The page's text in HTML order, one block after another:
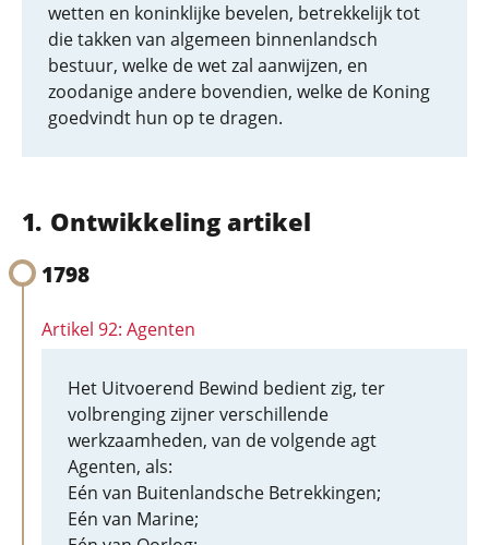
wetten en koninklijke bevelen, betrekkelijk tot
die takken van algemeen binnenlandsch
bestuur, welke de wet zal aanwijzen, en
zoodanige andere bovendien, welke de Koning
goedvindt hun op te dragen.
Ontwikkeling artikel
1798
Artikel 92: Agenten
Het Uitvoerend Bewind bedient zig, ter
volbrenging zijner verschillende
werkzaamheden, van de volgende agt
Agenten, als:
Eén van Buitenlandsche Betrekkingen;
Eén van Marine;